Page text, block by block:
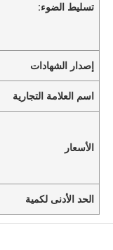
تسليط الضوء:
إصدار الشهادات
اسم العلامة التجارية
الأسعار
الحد الأدنى لكمية